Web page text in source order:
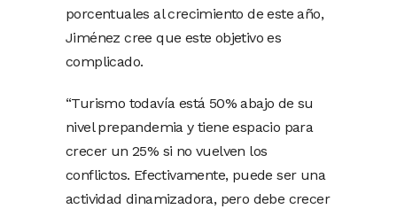
porcentuales al crecimiento de este año,
Jiménez cree que este objetivo es
complicado.
“Turismo todavía está 50% abajo de su
nivel prepandemia y tiene espacio para
crecer un 25% si no vuelven los
conflictos. Efectivamente, puede ser una
actividad dinamizadora, pero debe crecer